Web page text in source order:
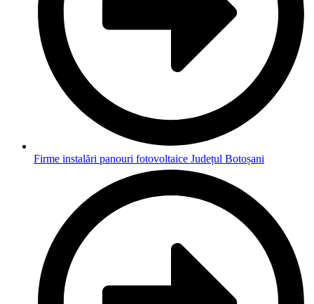
Firme instalări panouri fotovoltaice Județul Botoșani